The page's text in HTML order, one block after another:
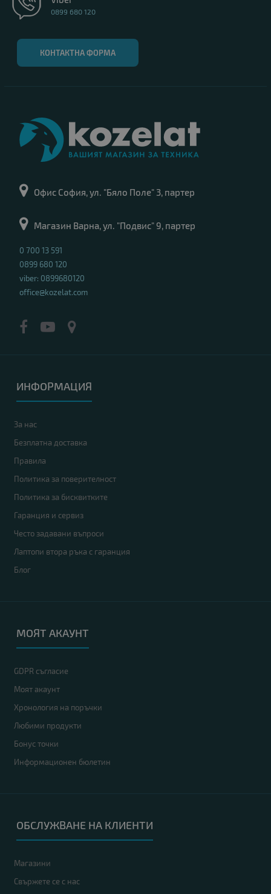
0899 680 120
КОНТАКТНА ФОРМА
Офис София, ул. "Бяло Поле" 3, партер
Магазин Варна, ул. "Подвис" 9, партер
0 700 13 591
0899 680 120
viber: 0899680120
office@kozelat.com
ИНФОРМАЦИЯ
За нас
Безплатна доставка
Правила
Политика за поверителност
Политика за бисквитките
Гаранция и сервиз
Често задавани въпроси
Лаптопи втора ръка с гаранция
Блог
МОЯТ АКАУНТ
GDPR съгласие
Моят акаунт
Хронология на поръчки
Любими продукти
Бонус точки
Информационен бюлетин
ОБСЛУЖВАНЕ НА КЛИЕНТИ
Магазини
Свържете се с нас